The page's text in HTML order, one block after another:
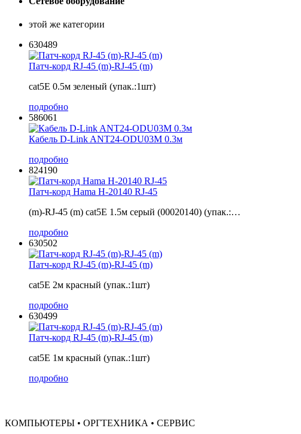
этой же категории
630489
Патч-корд RJ-45 (m)-RJ-45 (m)
cat5E 0.5м зеленый (упак.:1шт)
подробно
586061
Кабель D-Link ANT24-ODU03M 0.3м
подробно
824190
Патч-корд Hama H-20140 RJ-45
(m)-RJ-45 (m) cat5E 1.5м серый (00020140) (упак.:…
подробно
630502
Патч-корд RJ-45 (m)-RJ-45 (m)
cat5E 2м красный (упак.:1шт)
подробно
630499
Патч-корд RJ-45 (m)-RJ-45 (m)
cat5E 1м красный (упак.:1шт)
подробно
КОМПЬЮТЕРЫ • ОРГТЕХНИКА • СЕРВИС